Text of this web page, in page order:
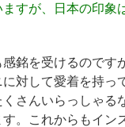
すが、日本の印象
感銘を受けるのです
対して愛着を持っ
さんいらっしゃる
。これからもイン